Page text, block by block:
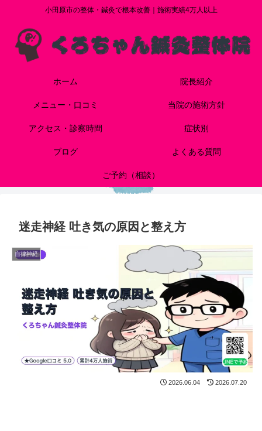
小田原市の整体・鍼灸で根本改善｜施術実績4万人以上
ホーム 院長紹介
メニュー・口コミ 当院の施術方針
アクセス・診察時間 症状別
ブログ よくある質問
ご予約（相談）
迷走神経 吐き気の原因と整え方
自律神経
2026.06.04 2026.07.20